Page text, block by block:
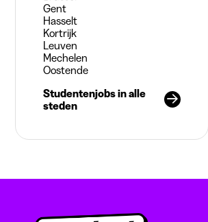
Gent
Hasselt
Kortrijk
Leuven
Mechelen
Oostende
Studentenjobs in alle
steden